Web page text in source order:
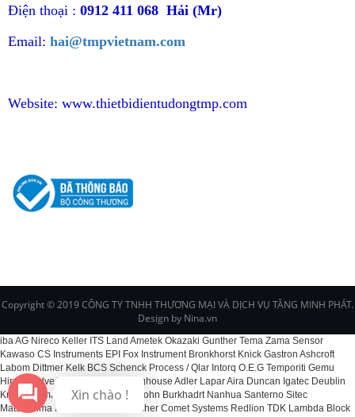
Điện thoại : 0912 411 068 Hải (Mr)
Email: hai@tmpvietnam.com
Website: www.thietbidientudongtmp.com
Copyright © 2019 CÔNG TY TNHH THƯƠNG MẠI VÀ DỊCH VỤ TĂNG MINH PHÁT.
Design by Nina.vn
Xin chào !
iba AG Nireco Keller ITS Land Ametek Okazaki Gunther Tema Zama Sensor
Kawaso CS Instruments EPI Fox Instrument Bronkhorst Knick Gastron Ashcroft
Labom Dittmer Kelk BCS Schenck Process / Qlar Intorq O.E.G Temporiti Gemu
Hirose Valve Veljan DMN Westinghouse Adler Lapar Aira Duncan Igatec Deublin
Kracht Rommer Fordertechnik Spohn Burkhadrt Nanhua Santerno Sitec
Matsushima Koganei Ohkura Bircher Comet Systems Redlion TDK Lambda Block